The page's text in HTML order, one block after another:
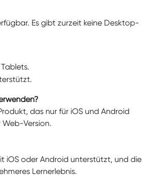
Es gibt zurzeit keine Desktop-
das nur für iOS und Android
Version.
iOS oder Android unterstützt, und die
Lernerlebnis.